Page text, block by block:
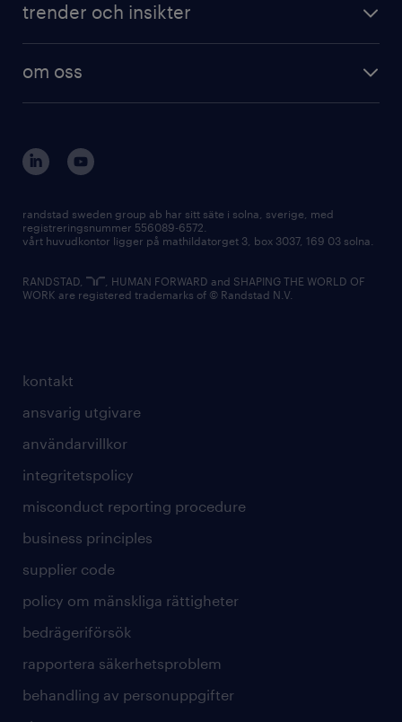
trender och insikter
om oss
kontakt
ansvarig utgivare
användarvillkor
integritetspolicy
misconduct reporting procedure
business principles
supplier code
policy om mänskliga rättigheter
bedrägeriförsök
rapportera säkerhetsproblem
behandling av personuppgifter
randstad sweden group ab har sitt säte i solna, sverige, med
registreringsnummer 556089-6572.
vårt huvudkontor ligger på mathildatorget 3, box 3037, 169 03 solna.
RANDSTAD,
, HUMAN FORWARD and SHAPING THE WORLD OF
WORK are registered trademarks of © Randstad N.V.